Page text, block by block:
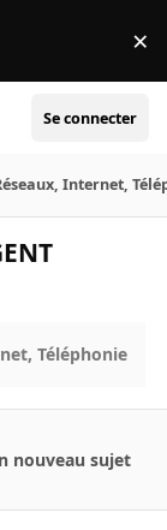
×
Se connecter
Internet,
Téléphonie
nouveau sujet